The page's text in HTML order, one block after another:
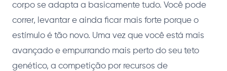
corpo se adapta a basicamente tudo. Você pode
correr, levantar e ainda ficar mais forte porque o
estímulo é tão novo. Uma vez que você está mais
avançado e empurrando mais perto do seu teto
genético, a competição por recursos de